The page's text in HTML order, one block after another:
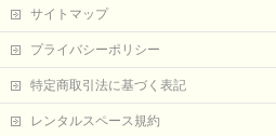
サイトマップ
プライバシーポリシー
特定商取引法に基づく表記
レンタルスペース規約